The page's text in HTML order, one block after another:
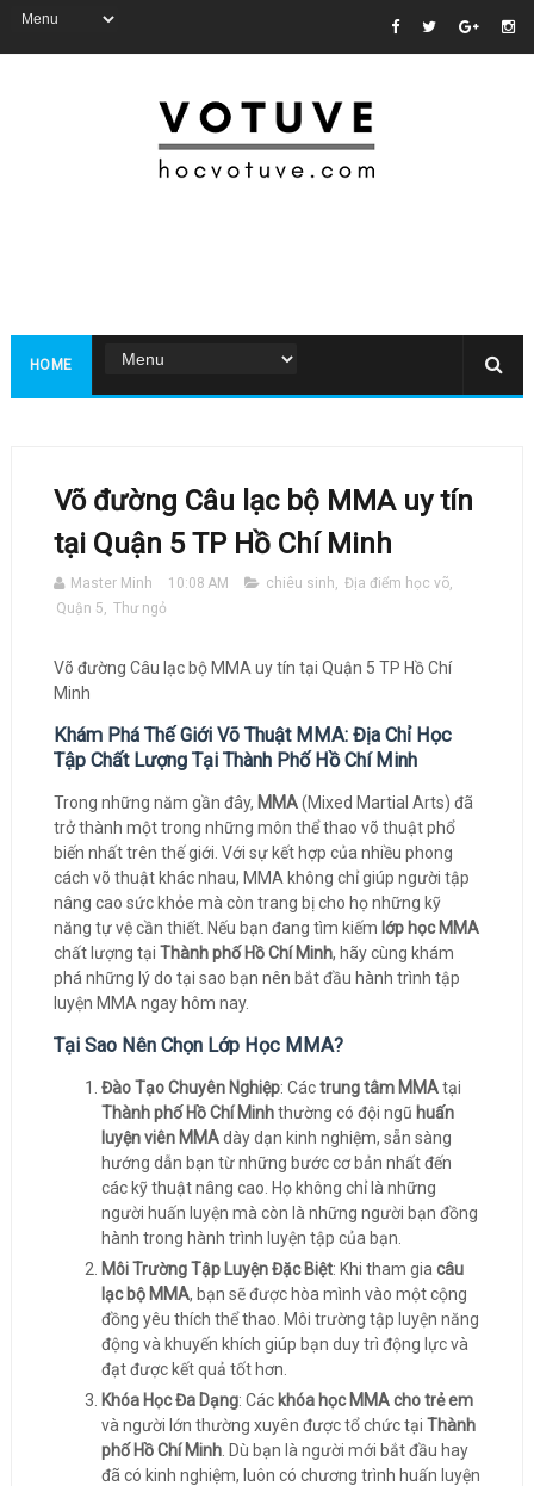
HOME
Võ đường Câu lạc bộ MMA uy tín
tại Quận 5 TP Hồ Chí Minh
Master Minh 10:08 AM chiêu sinh, Địa điểm học võ,
Quận 5, Thư ngỏ
Võ đường Câu lạc bộ MMA uy tín tại Quận 5 TP Hồ Chí
Minh
Khám Phá Thế Giới Võ Thuật MMA: Địa Chỉ Học
Tập Chất Lượng Tại Thành Phố Hồ Chí Minh
Trong những năm gần đây, MMA(Mixed Martial Arts) đã
trở thành một trong những môn thể thao võ thuật phổ
biến nhất trên thế giới. Với sự kết hợp của nhiều phong
cách võ thuật khác nhau, MMA không chỉ giúp người tập
nâng cao sức khỏe mà còn trang bị cho họ những kỹ
năng tự vệ cần thiết. Nếu bạn đang tìm kiếm lớp học MMA
chất lượng tại Thành phố Hồ Chí Minh, hãy cùng khám
phá những lý do tại sao bạn nên bắt đầu hành trình tập
luyện MMA ngay hôm nay.
Tại Sao Nên Chọn Lớp Học MMA?
Đào Tạo Chuyên Nghiệp: Cáctrung tâm MMAtại
Thành phố Hồ Chí Minhthường có đội ngũ huấn
luyện viên MMAdày dạn kinh nghiệm, sẵn sàng
hướng dẫn bạn từ những bước cơ bản nhất đến
các kỹ thuật nâng cao. Họ không chỉ là những
người huấn luyện mà còn là những người bạn đồng
hành trong hành trình luyện tập của bạn.
Môi Trường Tập Luyện Đặc Biệt: Khi tham gia câu
lạc bộ MMA, bạn sẽ được hòa mình vào một cộng
đồng yêu thích thể thao. Môi trường tập luyện năng
động và khuyến khích giúp bạn duy trì động lực và
đạt được kết quả tốt hơn.
Khóa Học Đa Dạng: Các khóa học MMA cho trẻ em
và người lớn thường xuyên được tổ chức tại Thành
phố Hồ Chí Minh. Dù bạn là người mới bắt đầu hay
đã có kinh nghiệm, luôn có chương trình huấn luyện